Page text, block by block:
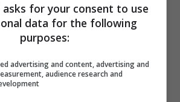
asks for your consent to use
data for the following
purposes:
advertising and content, advertising and
audience research and